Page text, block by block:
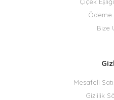
Çiçek
Ödeme
Bize
Mesafeli
Gizlilik